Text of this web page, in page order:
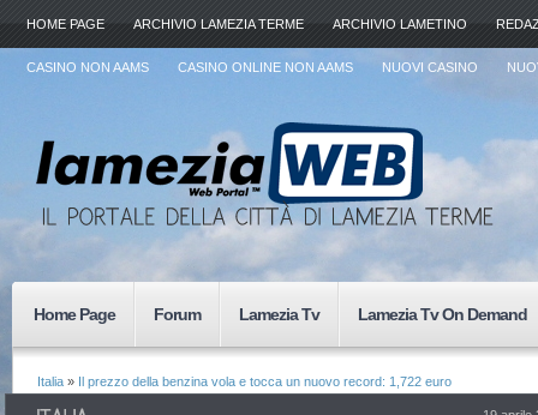
HOME PAGE ARCHIVIO LAMEZIA TERME ARCHIVIO LAMETINO
CASINO NON AAMS CASINO ONLINE NON AAMS NUOVI CASINO
Home Page Forum Lamezia Tv Lamezia Tv On Demand
Italia » Il prezzo della benzina vola e tocca un nuovo record: 1,722 euro